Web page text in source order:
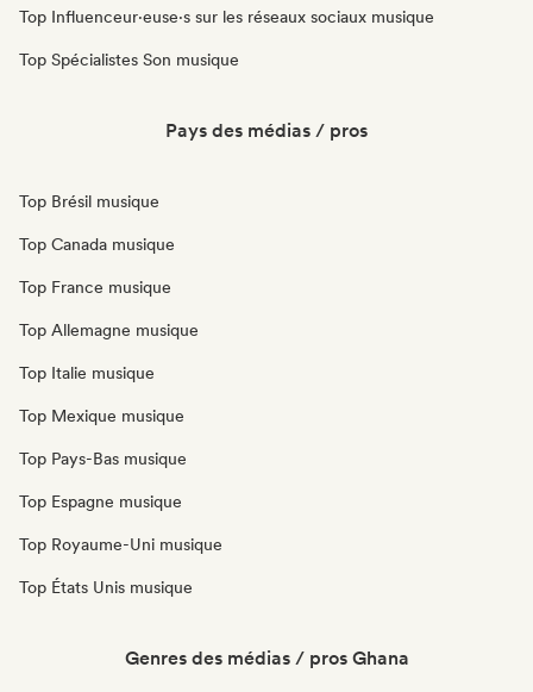
Top Influenceur·euse·s sur les réseaux sociaux musique
Top Spécialistes Son musique
Pays des médias / pros
Top Brésil musique
Top Canada musique
Top France musique
Top Allemagne musique
Top Italie musique
Top Mexique musique
Top Pays-Bas musique
Top Espagne musique
Top Royaume-Uni musique
Top États Unis musique
Genres des médias / pros Ghana